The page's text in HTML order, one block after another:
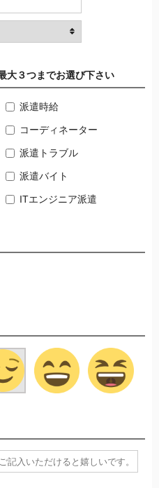
大３つまでお選び下さい
派遣時給
コーディネーター
派遣トラブル
派遣バイト
ITエンジニア派遣